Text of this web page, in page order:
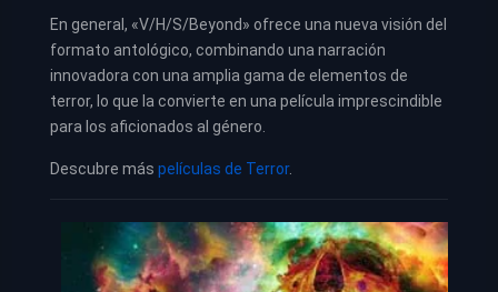
En general, «V/H/S/Beyond» ofrece una nueva visión del
formato antológico, combinando una narración
innovadora con una amplia gama de elementos de
terror, lo que la convierte en una película imprescindible
para los aficionados al género.
Descubre más películas de Terror.